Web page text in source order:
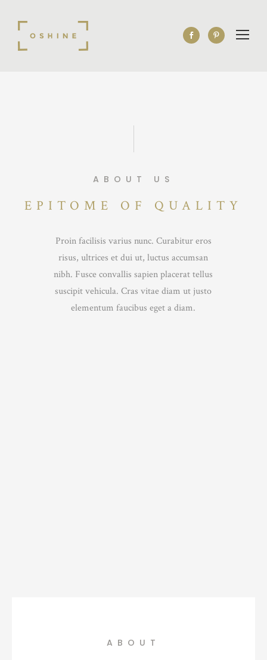
ABOUT US
EPITOME OF QUALITY
Proin facilisis varius nunc. Curabitur eros
risus, ultrices et dui ut, luctus accumsan
nibh. Fusce convallis sapien placerat tellus
suscipit vehicula. Cras vitae diam ut justo
elementum faucibus eget a diam.
ABOUT